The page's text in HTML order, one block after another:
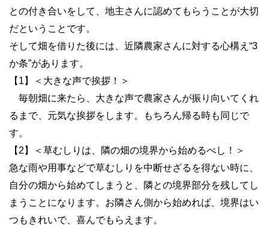
との付き合いをして、地主さんに認めてもらうことが大切
だということです。
そして畑を借りた後には、近隣農家さんに対する心構え“3
か条”があります。
【1】＜大きな声で挨拶！＞
毎朝畑に来たら、大きな声で農家さんが振り向いてくれ
るまで、元気な挨拶をします。もちろん帰る時も同じで
す。
【2】＜草むしりは、隣の畑の境界から始めるべし！＞
急な雨や用事などで草むしりを中断せざるを得ない時に、
自分の畑から始めてしまうと、隣との境界部分を残してし
まうことになります。お隣さん側から始めれば、境界はい
つもきれいで、喜んでもらえます。